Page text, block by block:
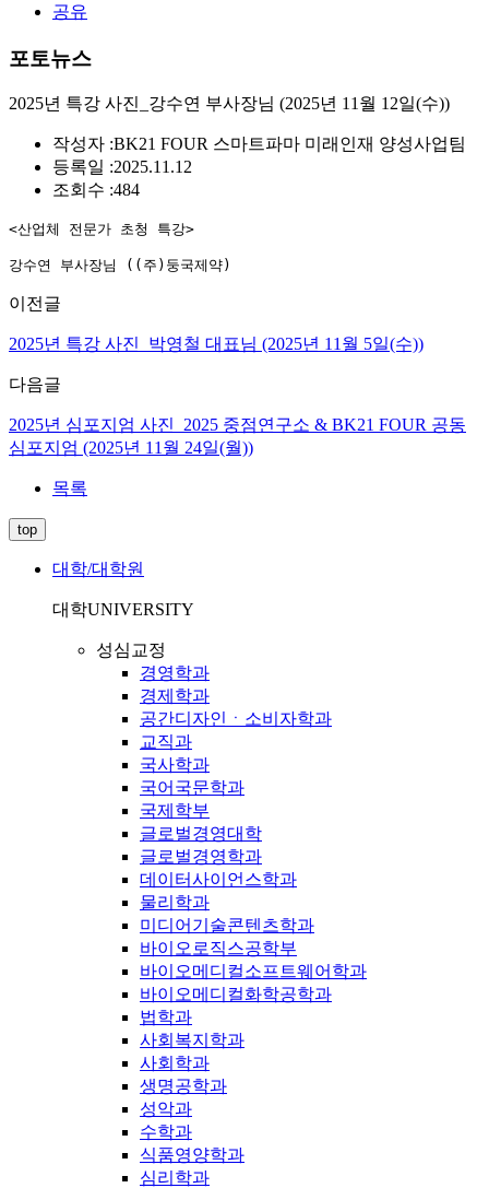
공유
포토뉴스
2025년 특강 사진_강수연 부사장님 (2025년 11월 12일(수))
작성자 :BK21 FOUR 스마트파마 미래인재 양성사업팀
등록일 :2025.11.12
조회수 :484
<산업체 전문가 초청 특강>
강수연 부사장님 ((주)둥국제약)
이전글
2025년 특강 사진_박영철 대표님 (2025년 11월 5일(수))
다음글
2025년 심포지엄 사진_2025 중점연구소 & BK21 FOUR 공동
심포지엄 (2025년 11월 24일(월))
목록
top
대학/대학원
대학UNIVERSITY
성심교정
경영학과
경제학과
공간디자인ㆍ소비자학과
교직과
국사학과
국어국문학과
국제학부
글로벌경영대학
글로벌경영학과
데이터사이언스학과
물리학과
미디어기술콘텐츠학과
바이오로직스공학부
바이오메디컬소프트웨어학과
바이오메디컬화학공학과
법학과
사회복지학과
사회학과
생명공학과
성악과
수학과
식품영양학과
심리학과